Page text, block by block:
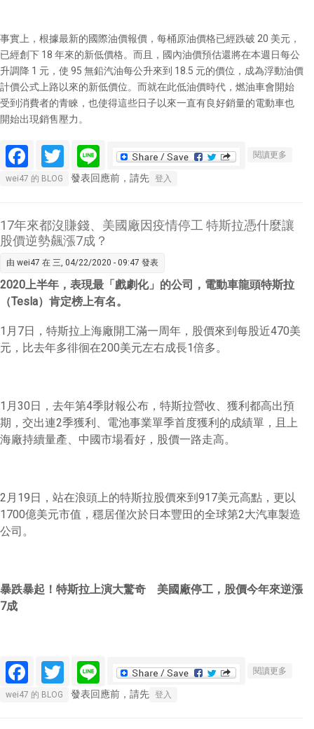
事實上，根據最新的國際油價報價，每桶原油價格已經跌破 20 美元，
已經創下 18 年來的新低價格。而且，國內油價預估還將在本週日每公
升調降 1 元，使 95 無鉛汽油每公升來到 18.5 元的價位，成為浮動油價
計價公式上路以來的新低價位。而就在此低油價時代，燃油車會開始
受到消費者的青睞，也使得這些日子以來一直有良好銷量的電動車也
開始出現銷售壓力。
Facebook
Twitter
Line 閱讀更多
入」評
864 美
wei47 的 BLOG 發表回應前，請先 登入
17年來都沒賺錢、美國廠因疫情停工 特斯拉憑什麼讓
股價逆勢飆漲7成？
由 wei47 在 三, 04/22/2020 - 09:47 發表
2020上半年，表現最「戲劇化」的公司，電動車龍頭特斯拉
（Tesla）肯定榜上有名。
1月7日，特斯拉上海廠開工滿一周年，股價來到每股近470美
元，比去年多徘徊在200美元左右成長1倍多。
1月30日，去年第4季財報公布，特斯拉營收、獲利都高出預
期，交出連2季獲利、電池事業單季首度獲利的成績單，且上
海廠持續量產、中國市場看好，股價一路走高。
2月19日，站在浪頭上的特斯拉股價來到917美元高點，更以
1700億美元市值，穩居僅次於日本豐田的全球第2大汽車製造
公司。
暴跌暴起！特斯拉上演大驚奇 美國廠停工，股價今年來逆漲
7成
Facebook
Twitter
Line 閱讀更多
wei47 的 BLOG 發表回應前，請先 登入